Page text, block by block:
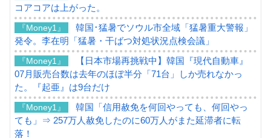
コアコアは上がった。
『Money1』
韓国･猛暑でソウル市全域「猛暑重大警報」
発令。李在明「猛暑・干ばつ対処状況点検会議」
『Money1』
【日本市場再挑戦中】韓国『現代自動車』
07月販売台数は去年のほぼ半分「71台」しか売れなかっ
た。『起亜』は9台だけ
『Money1』
韓国「信用赦免を何回やっても、何回やっ
ても」⇒ 257万人赦免したのに60万人がまた延滞者に転
落！